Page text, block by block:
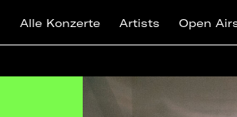
Alle Konzerte Artists Open